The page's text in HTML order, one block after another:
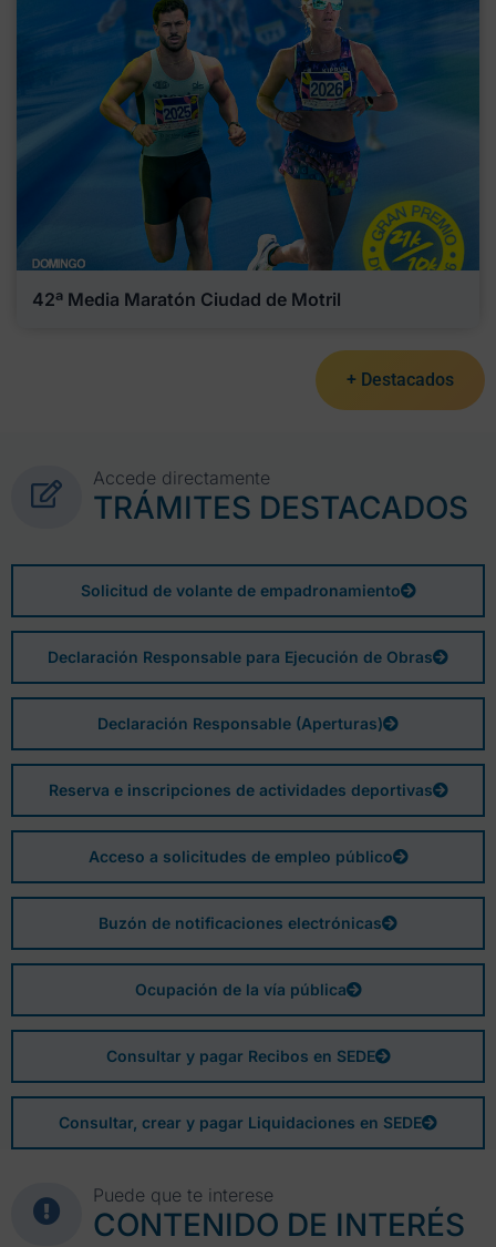
42ª Media Maratón Ciudad de Motril
+ Destacados
Accede directamente
TRÁMITES DESTACADOS
Solicitud de volante de empadronamiento
Declaración Responsable para Ejecución de Obras
Declaración Responsable (Aperturas)
Reserva e inscripciones de actividades deportivas
Acceso a solicitudes de empleo público
Buzón de notificaciones electrónicas
Ocupación de la vía pública
Consultar y pagar Recibos en SEDE
Consultar, crear y pagar Liquidaciones en SEDE
Puede que te interese
CONTENIDO DE INTERÉS